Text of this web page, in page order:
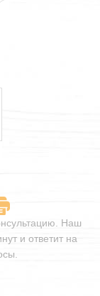
Наш
и ответит на